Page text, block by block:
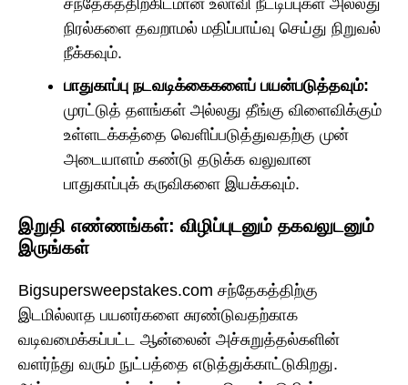
நிரல்களை தவறாமல் மதிப்பாய்வு செய்து நிறுவல்
நீக்கவும்.
பாதுகாப்பு நடவடிக்கைகளைப் பயன்படுத்தவும்:
முரட்டுத் தளங்கள் அல்லது தீங்கு விளைவிக்கும்
உள்ளடக்கத்தை வெளிப்படுத்துவதற்கு முன்
அடையாளம் கண்டு தடுக்க வலுவான
பாதுகாப்புக் கருவிகளை இயக்கவும்.
இறுதி எண்ணங்கள்: விழிப்புடனும் தகவலுடனும்
இருங்கள்
Bigsupersweepstakes.com சந்தேகத்திற்கு
இடமில்லாத பயனர்களை சுரண்டுவதற்காக
வடிவமைக்கப்பட்ட ஆன்லைன் அச்சுறுத்தல்களின்
வளர்ந்து வரும் நுட்பத்தை எடுத்துக்காட்டுகிறது.